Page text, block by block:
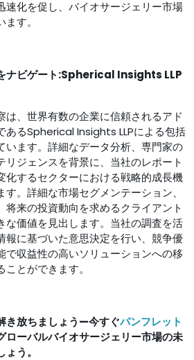
速化を促し、バイオサージェリー市場
す。
ナビゲート:Spherical Insights LLP
は、世界有数の企業に信頼されるアド
あるSpherical Insights LLPによる包括
います。詳細なデータ分析、専門家の
リジェンスを背景に、当社のレポート
化するセクターにおける戦略的成長機
。詳細な市場セグメンテーション、
将来の投資動向を求めるクライアント
な価値を見出します。当社の調査を活
報に基づいた意思決定を行い、競争優
で収益性の高いソリューションへの移
とができます。
き放ちましょう—今すぐパンフレット
ローバルバイオサージェリー市場の未
う。